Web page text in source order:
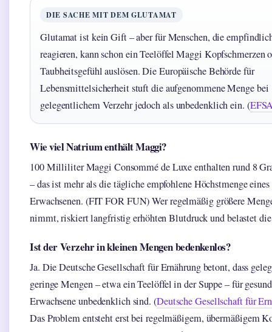
DIE SACHE MIT DEM GLUTAMAT
Glutamat ist kein Gift – aber für Menschen, die
reagieren, kann schon ein Teelöffel Maggi Kopfschmerzen
Taubheitsgefühl auslösen. Die Europäische Behörde für
Lebensmittelsicherheit stuft die aufgenommene Menge bei
gelegentlichem Verzehr jedoch als unbedenklich ein. (
Wie viel Natrium enthält Maggi?
100 Milliliter Maggi Consommé de Luxe enthalten rund 8
– das ist mehr als die tägliche empfohlene Höchstmenge eines
Erwachsenen. (FIT FOR FUN) Wer regelmäßig größere
nimmt, riskiert langfristig erhöhten Blutdruck und belastet
Ist der Verzehr in kleinen Mengen bedenkenlos?
Ja. Die Deutsche Gesellschaft für Ernährung betont, dass
geringe Mengen – etwa ein Teelöffel in der Suppe – für
Erwachsene unbedenklich sind. (Deutsche Gesellschaft für
Das Problem entsteht erst bei regelmäßigem, übermäßigem